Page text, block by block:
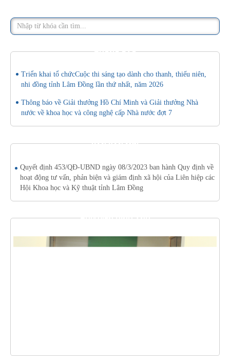
THÔNG BÁO
Triển khai tổ chứcCuộc thi sáng tạo dành cho thanh, thiếu niên,
nhi đồng tỉnh Lâm Đồng lần thứ nhất, năm 2026
Thông báo về Giải thưởng Hồ Chí Minh và Giải thưởng Nhà
nước về khoa học và công nghệ cấp Nhà nước đợt 7
VĂN BẢN MỚI
Quyết định 453/QĐ-UBND ngày 08/3/2023 ban hành Quy định về
hoạt động tư vấn, phản biện và giám định xã hội của Liên hiệp các
Hội Khoa học và Kỹ thuật tỉnh Lâm Đồng
THƯ VIỆN HÌNH ẢNH